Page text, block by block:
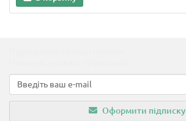
Оформити підписку